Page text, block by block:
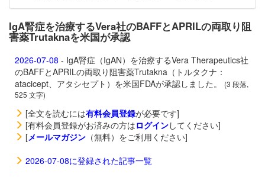
IgA腎症を治療するVera社のBAFFとAPRILの両取り阻
害薬Trutaknaを米国が承認
2026-07-08 - IgA腎症（IgAN）を治療するVera Therapeutics社
のBAFFとAPRILの両取り阻害薬Trutakna（トルタクナ：
atacicept、アタシセプト）を米国FDAが承認しました。
(3 段落,
525 文字)
[全文を読むには有料会員登録が必要です]
[有料会員登録がお済みの方はログインしてください]
[メールマガジン （無料）をご利用ください]
2026-07-08に登録された記事一覧